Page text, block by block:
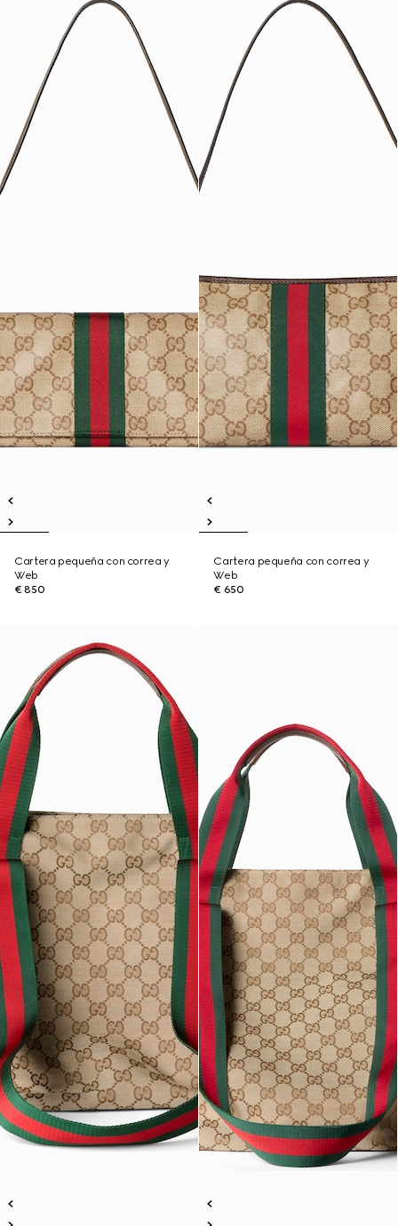
Cartera pequeña con correa y
Web
€ 850
Cartera pequeña con correa y
Web
€ 650